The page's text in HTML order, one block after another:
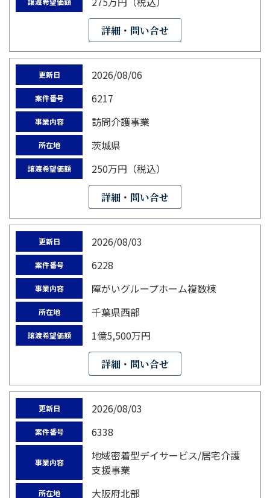
詳細・問い合せ
更新日 2026/08/06
案件番号 6217
事業内容 訪問介護事業
所在地 茨城県
譲渡希望価額 250万円（税込）
詳細・問い合せ
更新日 2026/08/03
案件番号 6228
事業内容 障がいグループホーム複数棟
所在地 千葉県西部
譲渡希望価額 1億5,500万円
詳細・問い合せ
更新日 2026/08/03
案件番号 6338
事業内容
地域密着型デイサービス/居宅介護
支援事業
所在地 大阪府北部